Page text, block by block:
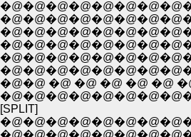
�@�@ �@ �@ �@ �@ �@
[SPLIT]